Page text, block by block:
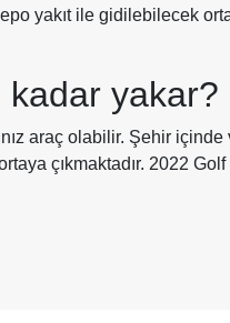
yakıt ile gidilebilecek
yakar?
araç olabilir. Şehir
çıkmaktadır. 2022